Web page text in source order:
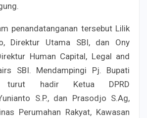
penandatanganan tersebut Lilik
Direktur Utama SBI, dan Ony
Human Capital, Legal and
SBI. Mendampingi Pj. Bupati
turut hadir Ketua DPRD
S.P., dan Prasodjo S.Ag,
Perumahan Rakyat, Kawasan